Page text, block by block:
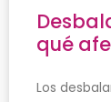
qué
Los